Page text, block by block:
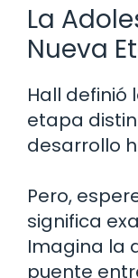
La
Nueva
Hall definió
etapa
desarrollo
Pero,
significa
Imagina la
puente